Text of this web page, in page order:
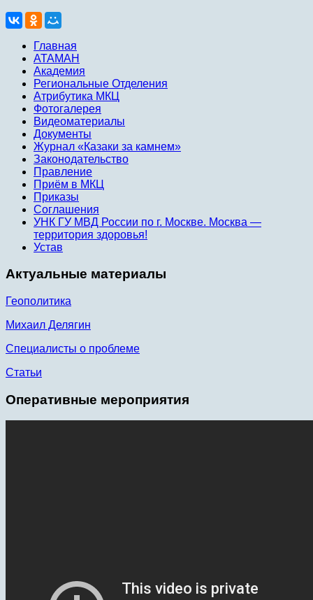
Главная
АТАМАН
Академия
Региональные Отделения
Атрибутика МКЦ
Фотогалерея
Видеоматериалы
Документы
Журнал «Казаки за камнем»
Законодательство
Правление
Приём в МКЦ
Приказы
Соглашения
УНК ГУ МВД России по г. Москве. Москва —
территория здоровья!
Устав
Актуальные материалы
Геополитика
Михаил Делягин
Специалисты о проблеме
Статьи
Оперативные мероприятия